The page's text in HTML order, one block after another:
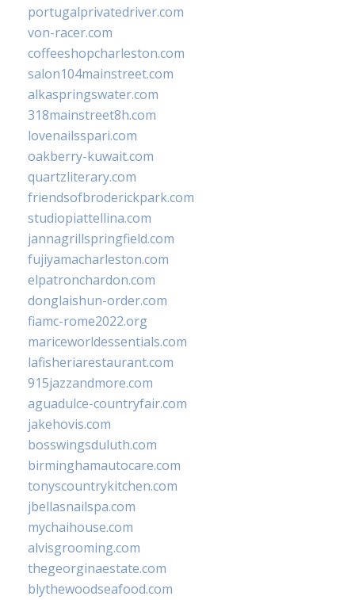
portugalprivatedriver.com
von-racer.com
coffeeshopcharleston.com
salon104mainstreet.com
alkaspringswater.com
318mainstreet8h.com
lovenailsspari.com
oakberry-kuwait.com
quartzliterary.com
friendsofbroderickpark.com
studiopiattellina.com
jannagrillspringfield.com
fujiyamacharleston.com
elpatronchardon.com
donglaishun-order.com
fiamc-rome2022.org
mariceworldessentials.com
lafisheriarestaurant.com
915jazzandmore.com
aguadulce-countryfair.com
jakehovis.com
bosswingsduluth.com
birminghamautocare.com
tonyscountrykitchen.com
jbellasnailspa.com
mychaihouse.com
alvisgrooming.com
thegeorginaestate.com
blythewoodseafood.com